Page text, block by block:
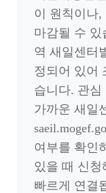
이 원칙이나,
마감될 수 있
역 새일센터
정되어 있어
습니다. 관심
가까운 새일
여부를 확인
있을 때 신청
빠르게 연결